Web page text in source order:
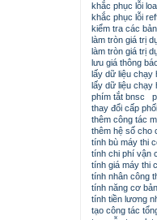
khắc phục lỗi
khắc phục lỗi
kiểm tra các
làm tròn giá trị
làm tròn giá trị
lưu giá thông
lấy dữ liệu chạy
lấy dữ liệu chạy
phím tắt bnsc
thay đổi cấp
thêm công tác
thêm hệ số cho
tính bù máy thi
tính chi phí vận
tính giá máy thi
tính nhân công
tính năng cơ
tính tiền lương
tạo công tác